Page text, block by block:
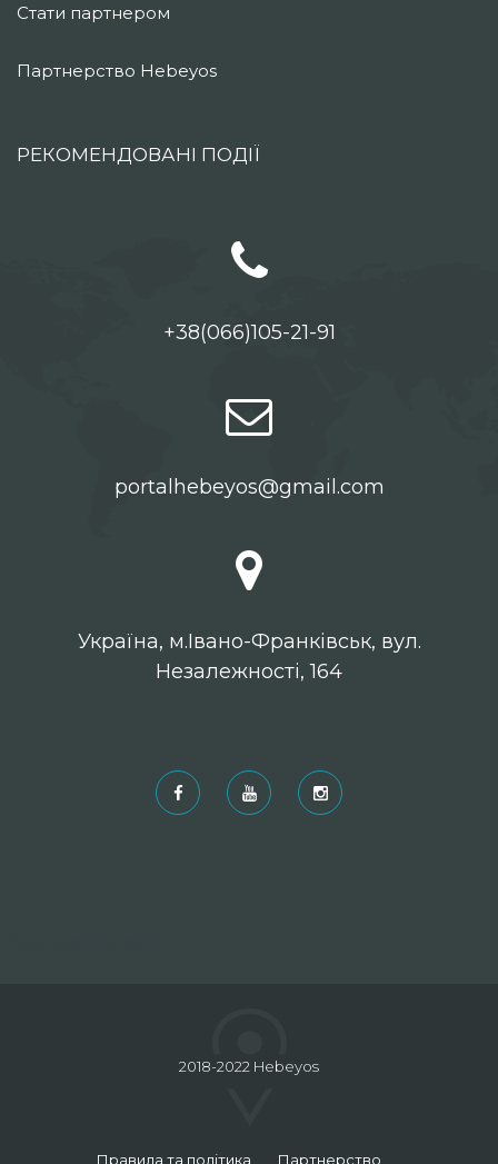
Стати партнером
Партнерство Hebeyos
РЕКОМЕНДОВАНІ ПОДІЇ
+38(066)105-21-91
portalhebeyos@gmail.com
Українa, м.Івано-Франківськ, вул.
Незалежності, 164
2018-2022 Hebeyos
Правила та політика Партнерство